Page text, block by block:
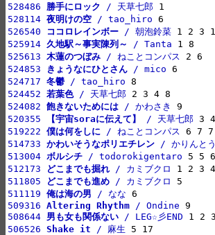
528486 勝手にロック / 天草七郎
528114 夜明けの空 / tao_hiro
526540
ココロレインボー / 朝泡鈴菜
525914 久地駅～事実陳列～ / Tanta
525613 木蓮のつぼみ / ねことコンパス
524853
きょうなにひとさん / mico
524717 冬鬱 / tao_hiro
524452 若葉色 / 天草七郎
524082 飽きないためには / かわさき
520355
【宇宙soraに伝えて】 / 天草七郎
519222 僕は何をしに / ねことコンパス
514733 かわいそうなポリエチレン / かりんとう
513004 ボルシチ / todorokigentaro
512173
どこまでも掘れ / カミブクロ
511805
どこまでも進め / カミブクロ
511119 俺は海の男 / なな
509316 Altering Rhythm / Ondine
508644 男も女も関係ない / LEG☆彡END
506526 Shake it / 麻生